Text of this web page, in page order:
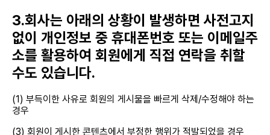
3.회사는 아래의 상황이 발생하면 사전고지
없이 개인정보 중 휴대폰번호 또는 이메일주
소를 활용하여 회원에게 직접 연락을 취할
수도 있습니다.
(1) 부득이한 사유로 회원의 게시물을 빠르게 삭제/수정해야 하는
경우
(3) 회원이 게시한 콘텐츠에서 부정한 행위가 적발되었을 경우